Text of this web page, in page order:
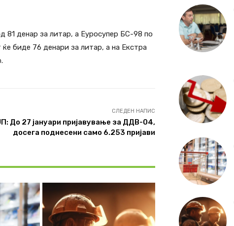
81 денар за литар, а Еуросупер БС-98 по
биде 76 денари за литар, а на Екстра
СЛЕДЕН НАПИС
До 27 јануари пријавување за ДДВ-04,
досега поднесени само 6.253 пријави